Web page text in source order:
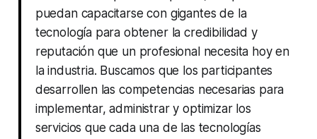
puedan capacitarse con gigantes de la
tecnología para obtener la credibilidad y
reputación que un profesional necesita hoy en
la industria. Buscamos que los participantes
desarrollen las competencias necesarias para
implementar, administrar y optimizar los
servicios que cada una de las tecnologías